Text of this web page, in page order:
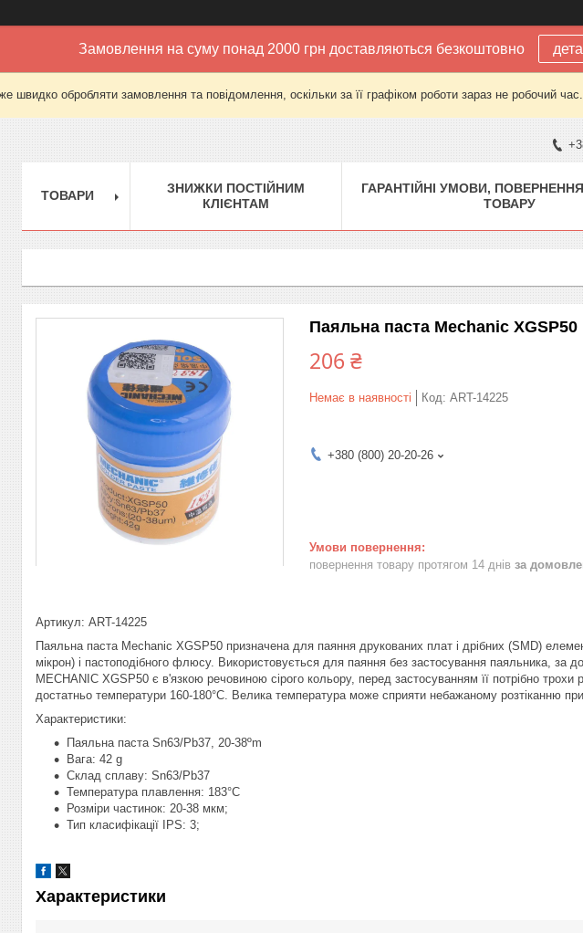
Замовлення на суму понад 2000 грн доставляються безкоштовно
швидко обробляти замовлення та повідомлення, оскільки за її графіком роботи зараз не робочий
ТОВАРИ
ЗНИЖКИ ПОСТІЙНИМ
КЛІЄНТАМ
ГАРАНТІЙНІ УМОВИ,
ТОВАРУ
Паяльна паста Mechanic XGSP50
206 ₴
Немає в наявності Код: ART-14225
+380 (800) 20-20-26
повернення товару протягом 14 днів за
Артикул: ART-14225
Паяльна паста Mechanic XGSP50 призначена для паяння друкованих плат і дрібних (SMD)
мікрон) і пастоподібного флюсу. Використовується для паяння без застосування паяльника, за
MECHANIC XGSP50 є в'язкою речовиною сірого кольору, перед застосуванням її потрібно
достатньо температури 160-180°С. Велика температура може сприяти небажаному розтіканню
Характеристики:
Паяльна паста Sn63/Pb37, 20-38ºm
Вага: 42 g
Склад сплаву: Sn63/Pb37
Температура плавлення: 183°C
Розміри частинок: 20-38 мкм;
Тип класифікації IPS: 3;
Характеристики